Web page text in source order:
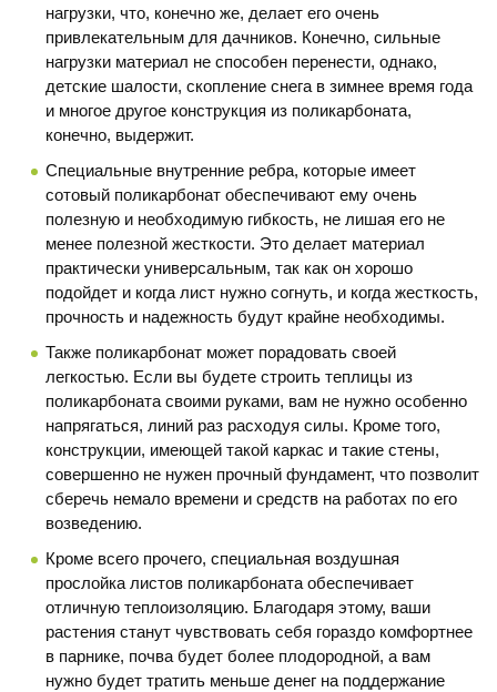
нагрузки, что, конечно же, делает его очень
привлекательным для дачников. Конечно, сильные
нагрузки материал не способен перенести, однако,
детские шалости, скопление снега в зимнее время года
и многое другое конструкция из поликарбоната,
конечно, выдержит.
Специальные внутренние ребра, которые имеет
сотовый поликарбонат обеспечивают ему очень
полезную и необходимую гибкость, не лишая его не
менее полезной жесткости. Это делает материал
практически универсальным, так как он хорошо
подойдет и когда лист нужно согнуть, и когда жесткость,
прочность и надежность будут крайне необходимы.
Также поликарбонат может порадовать своей
легкостью. Если вы будете строить теплицы из
поликарбоната своими руками, вам не нужно особенно
напрягаться, линий раз расходуя силы. Кроме того,
конструкции, имеющей такой каркас и такие стены,
совершенно не нужен прочный фундамент, что позволит
сберечь немало времени и средств на работах по его
возведению.
Кроме всего прочего, специальная воздушная
прослойка листов поликарбоната обеспечивает
отличную теплоизоляцию. Благодаря этому, ваши
растения станут чувствовать себя гораздо комфортнее
в парнике, почва будет более плодородной, а вам
нужно будет тратить меньше денег на поддержание